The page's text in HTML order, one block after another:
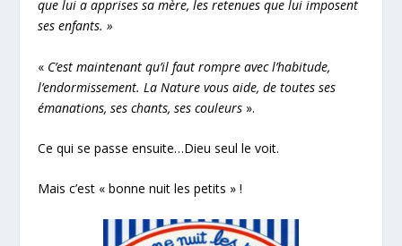
que lui a apprises sa mère, les retenues que lui imposent
ses enfants. »
« C’est maintenant qu’il faut rompre avec l’habitude,
l’endormissement. La Nature vous aide, de toutes ses
émanations, ses chants, ses couleurs ».
Ce qui se passe ensuite…Dieu seul le voit.
Mais c’est « bonne nuit les petits » !